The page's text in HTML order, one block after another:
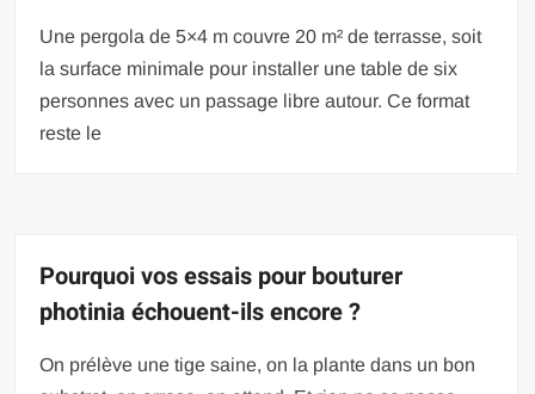
Une pergola de 5×4 m couvre 20 m² de terrasse, soit
la surface minimale pour installer une table de six
personnes avec un passage libre autour. Ce format
reste le
Pourquoi vos essais pour bouturer
photinia échouent-ils encore ?
On prélève une tige saine, on la plante dans un bon